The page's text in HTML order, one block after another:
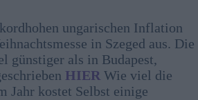
ungarischen Inflation
in Szeged aus. Die
günstiger als in Budapest,
HIER Wie viel die
Jahr kostet Selbst einige